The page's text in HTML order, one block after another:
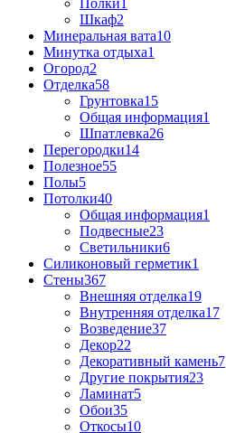
Шкаф2
Минеральная вата10
Минутка отдыха1
Огород2
Отделка58
Грунтовка15
Общая информация1
Шпатлевка26
Перегородки14
Полезное55
Полы5
Потолки40
Общая информация1
Подвесные23
Светильники6
Силиконовый герметик1
Стены367
Внешняя отделка19
Внутренняя отделка17
Возведение37
Декор22
Декоративный камень7
Другие покрытия23
Ламинат5
Обои35
Откосы10